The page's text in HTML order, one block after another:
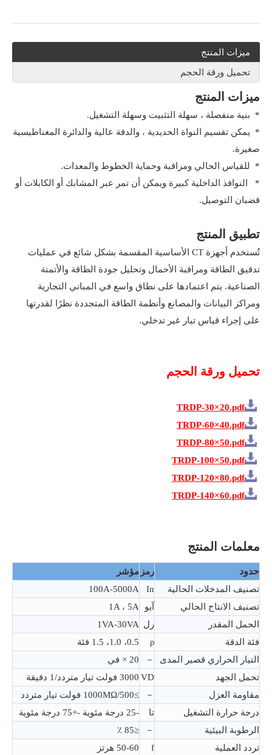
ميزات المنتج
تحميل ورقة الحجم
ميزات المنتج
* بنية منفصلة ، سهلة التثبيت وسهلة التشغيل.
* يمكن تقسيم النواة الحديدية ، والدقة عالية والدائرة المغناطيسية
صغيرة.
* للقياس الحالي ومراقبة وحماية الخطوط والمعدات.
* النوافذ الداخلية كبيرة ويمكن أن تمر عبر المشابك أو الكابلات أو
قضبان التوصيل.
تطبيق المنتج
تُستخدم أجهزة CT الأساسية المقسمة بشكل شائع في عمليات
تدقيق الطاقة ومراقبة الأحمال وتحليل جودة الطاقة والأتمتة
الصناعية. يتم اعتمادها على نطاق واسع في المباني التجارية
ومراكز البيانات والمصانع وأنظمة الطاقة المتجددة نظرًا لقدرتها
على إجراء قياس تيار غير تدخلي.
تحميل ورقة الحجم
TRDP-30×20.pdf
TRDP-60×40.pdf
TRDP-80×50.pdf
TRDP-100×50.pdf
TRDP-120×80.pdf
TRDP-140×60.pdf
معلمات المنتج
حدود رمز مؤشر
تصنيف المدخلات الحالية
In
100A-5000A
تصنيف الانتاج الحالي
آيو
1A ، 5A
الحمل المقدر
رل 1VA-30VA
فئة الدقة
ρ
0.5، 1.0، 1.5 فئة
التيار الحراري قصير المدى
－
20 × في
تحمل الجهد
VD 3000 فولت تيار متردد/1 دقيقة
مقاومة العزل
－
≥1000MΩ/500 فولت تيار متردد
درجة حرارة التشغيل
تا
-25 درجة مئوية -+75 درجة مئوية
الرطوبة البيئية
－
≤85 ٪
تردد العملية
f 50-60 هرتز